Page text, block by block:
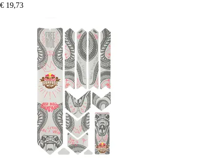
€ 19,73